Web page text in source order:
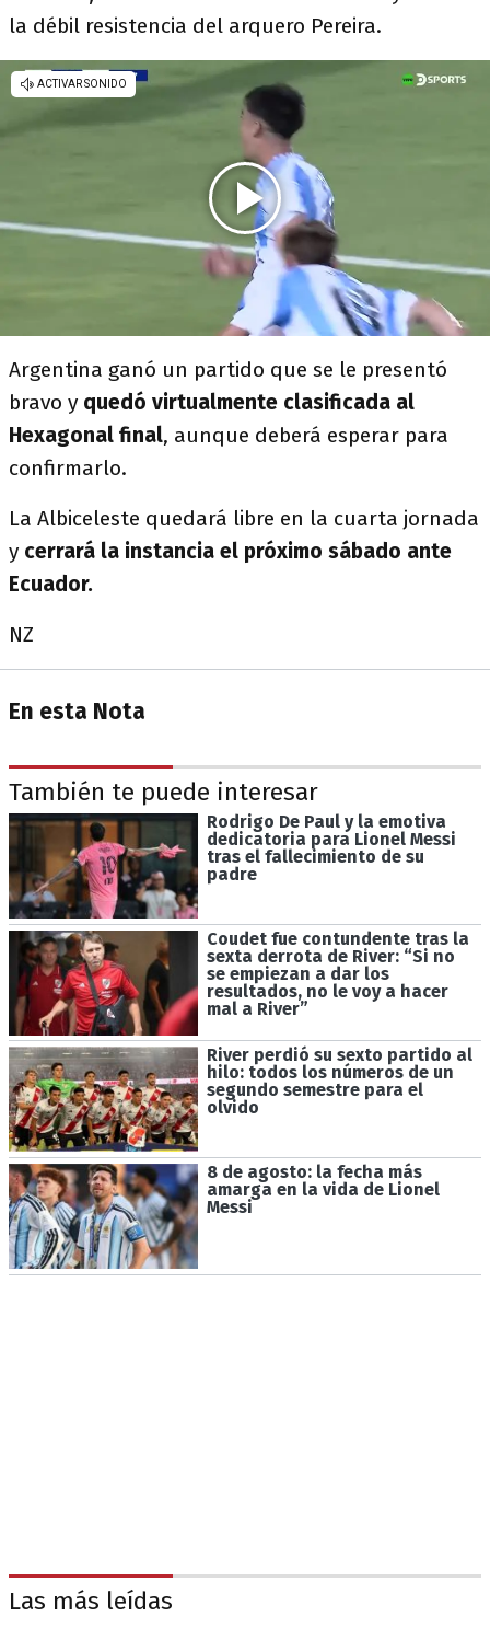
la débil resistencia del arquero Pereira.
Argentina ganó un partido que se le presentó
bravo y quedó virtualmente clasificada al
Hexagonal final, aunque deberá esperar para
confirmarlo.
La Albiceleste quedará libre en la cuarta jornada
y cerrará la instancia el próximo sábado ante
Ecuador.
NZ
En esta Nota
También te puede interesar
Rodrigo De Paul y la emotiva
dedicatoria para Lionel Messi
tras el fallecimiento de su
padre
Coudet fue contundente tras la
sexta derrota de River: “Si no
se empiezan a dar los
resultados, no le voy a hacer
mal a River”
River perdió su sexto partido al
hilo: todos los números de un
segundo semestre para el
olvido
8 de agosto: la fecha más
amarga en la vida de Lionel
Messi
Las más leídas